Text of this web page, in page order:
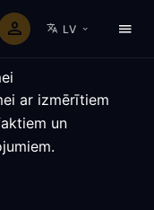
LV
ar izmērītiem
un